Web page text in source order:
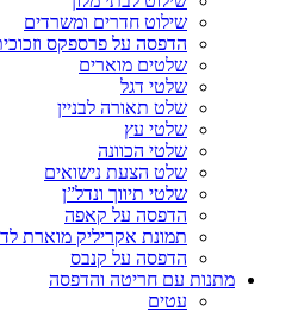
שילוט חדרים ומשרדים
הדפסה על פרספקס
שלטים מוארים
שלטי דגל
שלט תאורה לבניין
שלטי עץ
שלטי הכוונה
שלט הצעת נישואים
שלטי תיווך ונדל”ן
הדפסה על קאפה
תמונת אקריליק מוארת לד
הדפסה על קנבס
מתנות עם חריטה והדפסה
עטים